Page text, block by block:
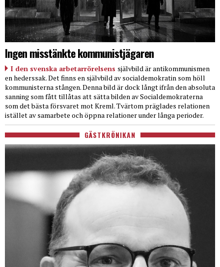
Ingen misstänkte kommunistjägaren
I den svenska arbetarrörelsens självbild är antikommunismen
en hederssak. Det finns en självbild av socialdemokratin som höll
kommunisterna stången. Denna bild är dock långt ifrån den absoluta
sanning som fått tillåtas att sätta bilden av Socialdemokraterna
som det bästa försvaret mot Kreml. Tvärtom präglades relationen
istället av samarbete och öppna relationer under långa perioder.
GÄSTKRÖNIKAN